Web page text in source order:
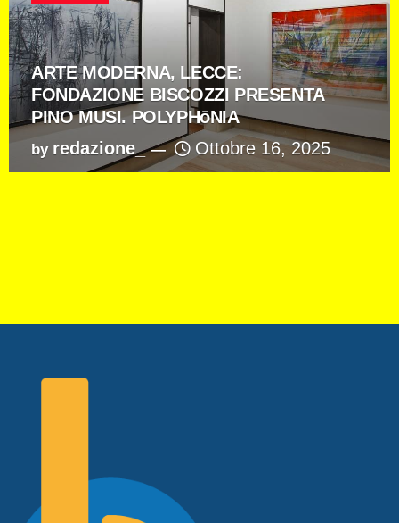
ARTE MODERNA, LECCE:
FONDAZIONE BISCOZZI PRESENTA
PINO MUSI. POLYPHōNIA
by redazione_ Ottobre 16, 2025